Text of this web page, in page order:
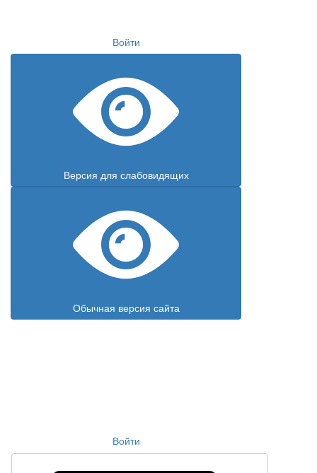
Войти
Версия для слабовидящих
Обычная версия сайта
Войти